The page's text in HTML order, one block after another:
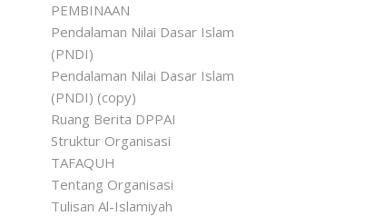
PEMBINAAN
Pendalaman Nilai Dasar Islam
(PNDI)
Pendalaman Nilai Dasar Islam
(PNDI) (copy)
Ruang Berita DPPAI
Struktur Organisasi
TAFAQUH
Tentang Organisasi
Tulisan Al-Islamiyah